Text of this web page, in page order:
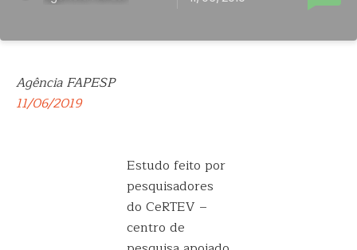
Agência FAPESP
11/06/2019
Estudo feito por
pesquisadores
do CeRTEV –
centro de